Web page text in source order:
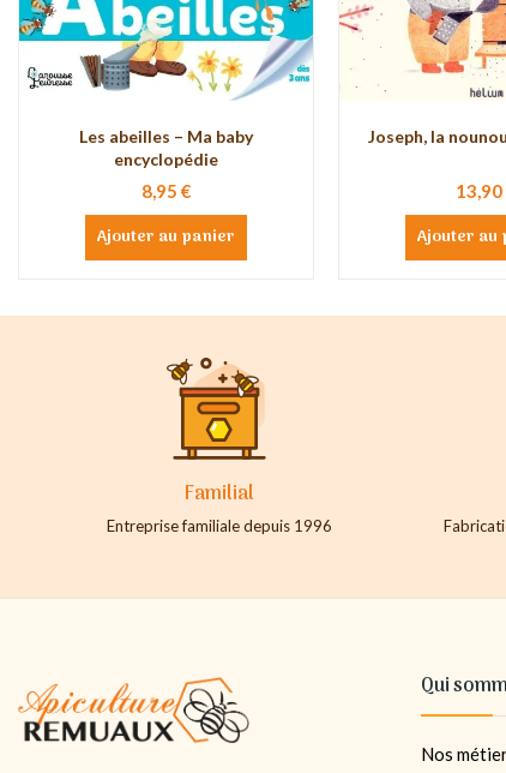
Les abeilles – Ma baby
encyclopédie
8,95 €
Ajouter au panier
Joseph, la
13,90
Ajouter au
Familial
Entreprise familiale depuis 1996
Qui
Nos